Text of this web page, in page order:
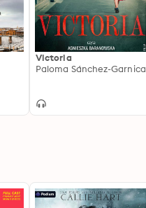
Victoria
Paloma Sánchez-Garnica